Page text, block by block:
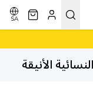
SA
الأنيقة